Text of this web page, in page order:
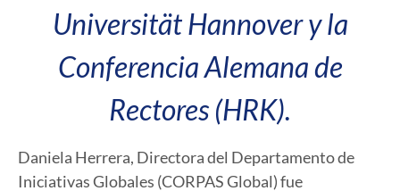
Universität Hannover y la
Conferencia Alemana de
Rectores (HRK).
Daniela Herrera, Directora del Departamento de
Iniciativas Globales (CORPAS Global) fue